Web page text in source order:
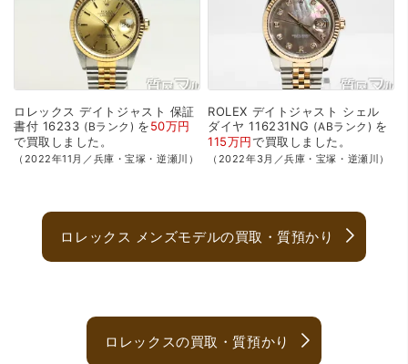
ロレックス デイトジャスト 保証
書付 16233 Bランク を50万円
で買取 しました。
（2022年11月／兵庫・宝塚・逆瀬川）
ROLEX デイトジャスト シェル
ダイヤ 116231NG ABランク
を
115万円で買取 しました。
（2022年3月／兵庫・宝塚・逆瀬川）
ロレックス メンズモデルの買取・質預かり
ロレックスの買取・質預かり